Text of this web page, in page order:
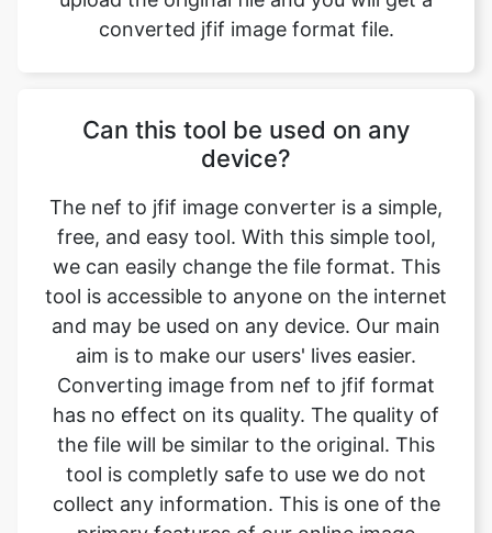
Can this tool be used on any
The nef to jfif image converter is a simple,
free, and easy tool. With this simple tool,
we can easily change the file format. This
tool is accessible to anyone on the internet
and may be used on any device. Our main
aim is to make our users' lives easier.
Converting image from nef to jfif format
has no effect on its quality. The quality of
the file will be similar to the original. This
tool is completly safe to use we do not
collect any information. This is one of the
primary features of our online image
converter. We ensure that the image we
convert is of the greatest possible quality.